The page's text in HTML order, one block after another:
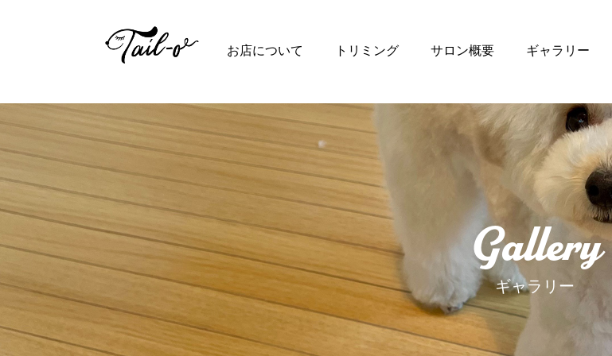
お店について トリミング サロン概要 ギャラリー
Gallery
ギャラリー